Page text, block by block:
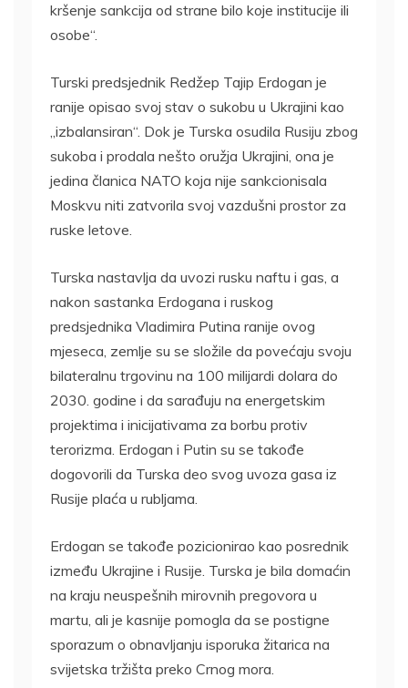
kršenje sankcija od strane bilo koje institucije ili
osobe“.
Turski predsjednik Redžep Tajip Erdogan je
ranije opisao svoj stav o sukobu u Ukrajini kao
„izbalansiran“. Dok je Turska osudila Rusiju zbog
sukoba i prodala nešto oružja Ukrajini, ona je
jedina članica NATO koja nije sankcionisala
Moskvu niti zatvorila svoj vazdušni prostor za
ruske letove.
Turska nastavlja da uvozi rusku naftu i gas, a
nakon sastanka Erdogana i ruskog
predsjednika Vladimira Putina ranije ovog
mjeseca, zemlje su se složile da povećaju svoju
bilateralnu trgovinu na 100 milijardi dolara do
2030. godine i da sarađuju na energetskim
projektima i inicijativama za borbu protiv
terorizma. Erdogan i Putin su se takođe
dogovorili da Turska deo svog uvoza gasa iz
Rusije plaća u rubljama.
Erdogan se takođe pozicionirao kao posrednik
između Ukrajine i Rusije. Turska je bila domaćin
na kraju neuspešnih mirovnih pregovora u
martu, ali je kasnije pomogla da se postigne
sporazum o obnavljanju isporuka žitarica na
svijetska tržišta preko Crnog mora.